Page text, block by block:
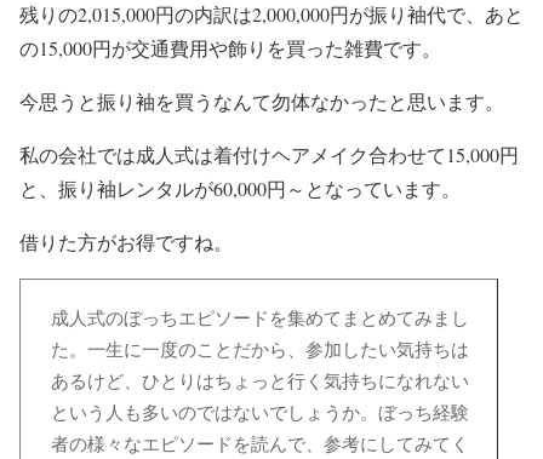
残りの2,015,000円の内訳は2,000,000円が振り袖代で、あと
の15,000円が交通費用や飾りを買った雑費です。
今思うと振り袖を買うなんて勿体なかったと思います。
私の会社では成人式は着付けヘアメイク合わせて15,000円
と、振り袖レンタルが60,000円～となっています。
借りた方がお得ですね。
成人式のぼっちエピソードを集めてまとめてみまし
た。一生に一度のことだから、参加したい気持ちは
あるけど、ひとりはちょっと行く気持ちになれない
という人も多いのではないでしょうか。ぼっち経験
者の様々なエピソードを読んで、参考にしてみてく